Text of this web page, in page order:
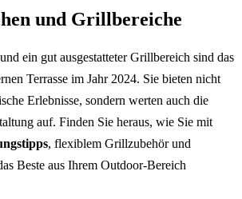
und Grillbereiche
ein gut ausgestatteter Grillbereich sind das
Terrasse im Jahr 2024. Sie bieten nicht
Erlebnisse, sondern werten auch die
auf. Finden Sie heraus, wie Sie mit
, flexiblem Grillzubehör und
Beste aus Ihrem Outdoor-Bereich